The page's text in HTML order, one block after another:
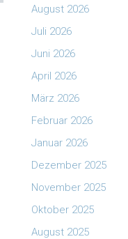
August 2026
Juli 2026
Juni 2026
April 2026
März 2026
Februar 2026
Januar 2026
Dezember 2025
November 2025
Oktober 2025
August 2025